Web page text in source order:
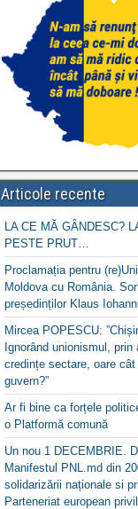
Articole recente
LA CE MĂ GÂNDESC?
PESTE PRUT…
Proclamația pentru
Moldova cu România.
președinților Klaus
Mircea POPESCU:
Ignorând unionismul, prin
credințe sectare, oare cât
guvern?”
Ar fi bine ca forțele
o Platformă comună
Un nou 1 DECEMBRIE.
Manifestul PNL.md din
solidarizării naționale si
Parteneriat european